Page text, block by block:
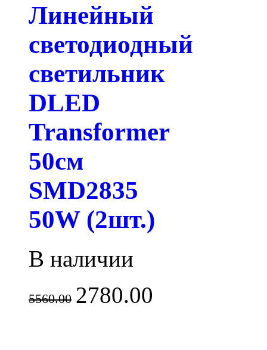
Линейный
светодиодный
светильник
DLED
Transformer
50см
SMD2835
50W (2шт.)
В наличии
5560.00 2780.00